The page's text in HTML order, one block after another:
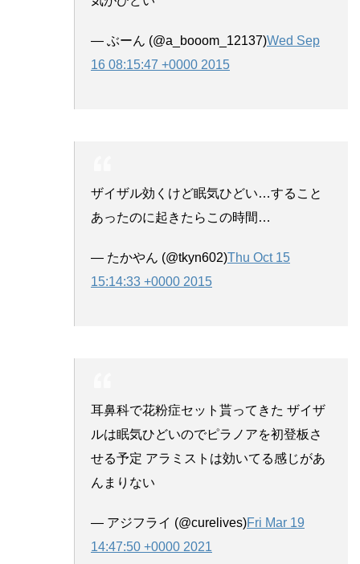
— ぶーん (@a_booom_12137)Wed Sep
16 08:15:47 +0000 2015
ザイザル効くけど眠気ひどい…すること
あったのに起きたらこの時間…
— たかやん (@tkyn602)Thu Oct 15
15:14:33 +0000 2015
耳鼻科で花粉症セット貰ってきた ザイザ
ルは眠気ひどいのでピラノアを初登板さ
せる予定 アラミストは効いてる感じがあ
んまりない
— アジフライ (@curelives)Fri Mar 19
14:47:50 +0000 2021